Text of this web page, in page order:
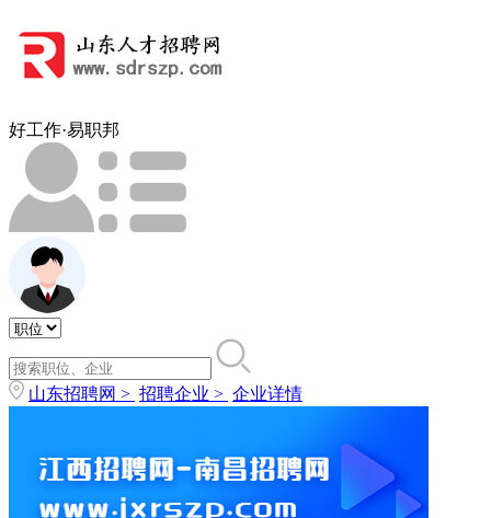
好工作·易职邦
山东招聘网 > 招聘企业 > 企业详情